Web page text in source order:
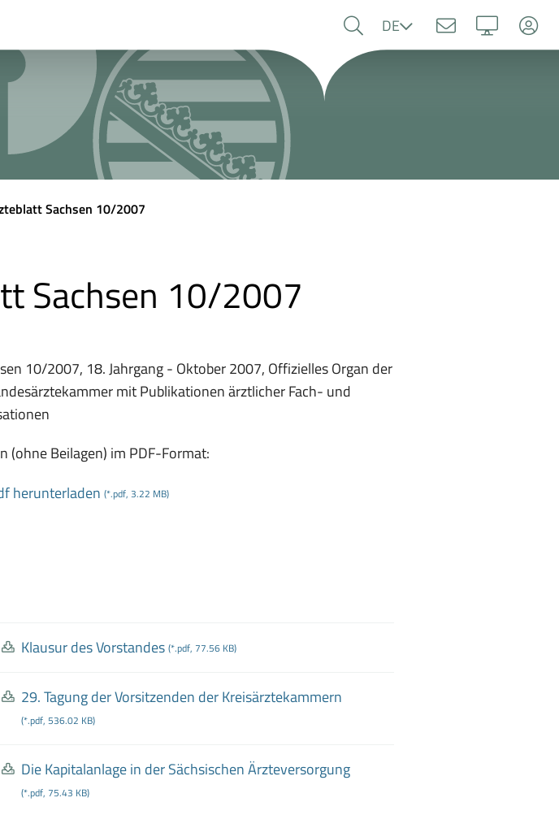
Sprache
DE
Sachsen 10/2007
Sachsen 10/2007
10/2007, 18. Jahrgang - Oktober 2007, Offizielles Organ der
mit Publikationen ärztlicher Fach- und
(ohne Beilagen) im PDF-Format:
herunterladen (*.pdf, 3.22 MB)
Klausur des Vorstandes (*.pdf, 77.56 KB)
29. Tagung der Vorsitzenden der Kreisärztekammern
(*.pdf, 536.02 KB)
Die Kapitalanlage in der Sächsischen Ärzteversorgung
(*.pdf, 75.43 KB)